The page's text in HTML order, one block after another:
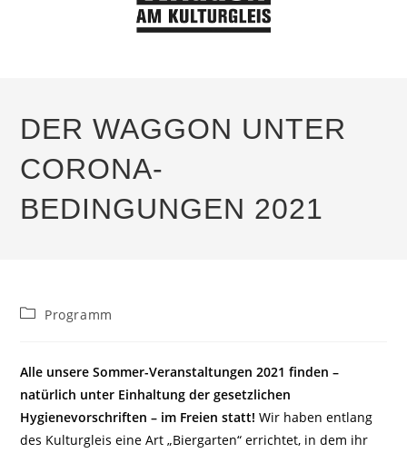
DER WAGGON UNTER
CORONA-
BEDINGUNGEN 2021
Beitrags-
Programm
Alle unsere Sommer-Veranstaltungen 2021 finden –
natürlich unter Einhaltung der gesetzlichen
Hygienevorschriften – im Freien statt! Wir haben entlang
des Kulturgleis eine Art „Biergarten“ errichtet, in dem ihr